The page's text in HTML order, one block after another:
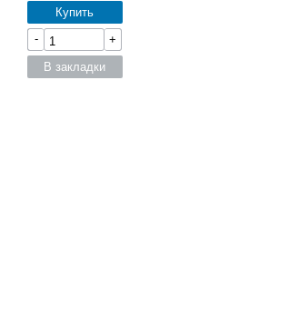
Купить
-
+
В закладки